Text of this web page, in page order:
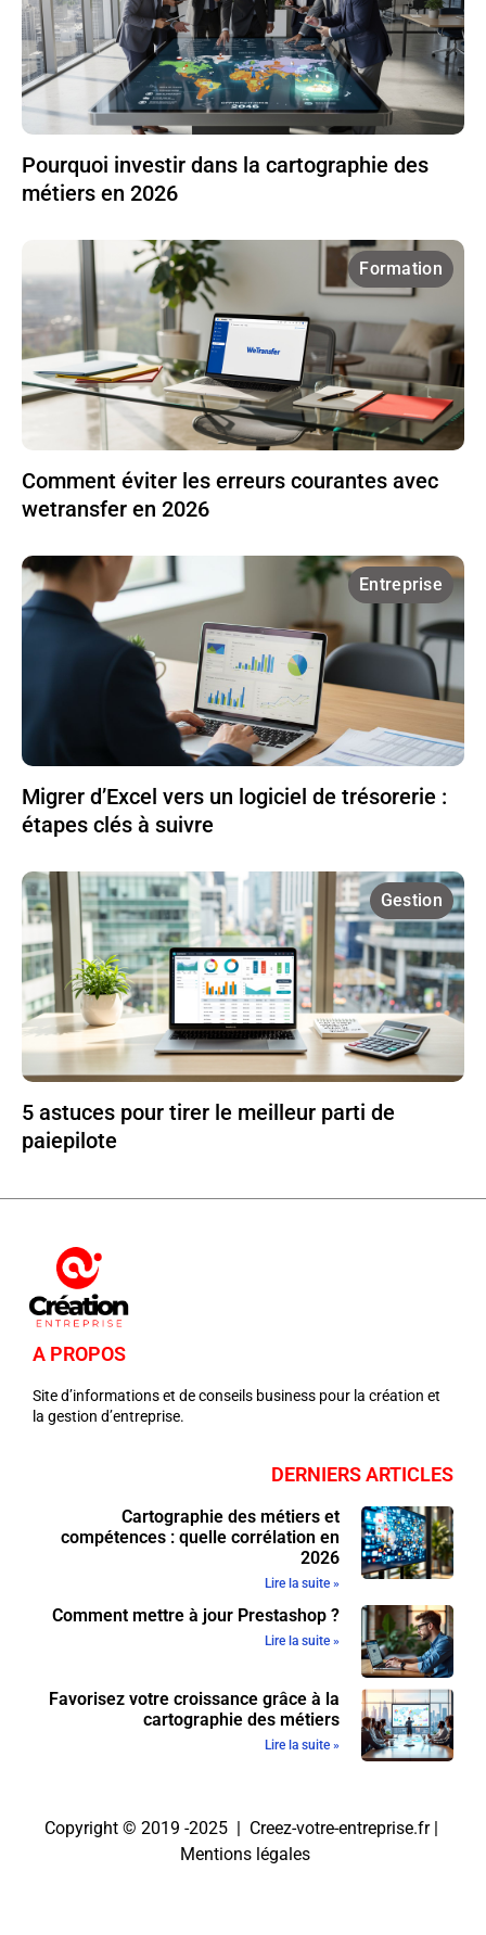
Pourquoi investir dans la cartographie des
métiers en 2026
Formation
Comment éviter les erreurs courantes avec
wetransfer en 2026
Entreprise
Migrer d’Excel vers un logiciel de trésorerie :
étapes clés à suivre
Gestion
5 astuces pour tirer le meilleur parti de
paiepilote
A PROPOS
Site d’informations et de conseils business pour la création et
la gestion d’entreprise.
DERNIERS ARTICLES
Cartographie des métiers et
compétences : quelle corrélation en
2026
Lire la suite »
Comment mettre à jour Prestashop ?
Lire la suite »
Favorisez votre croissance grâce à la
cartographie des métiers
Lire la suite »
Copyright © 2019 -2025 | Creez-votre-entreprise.fr |
Mentions légales